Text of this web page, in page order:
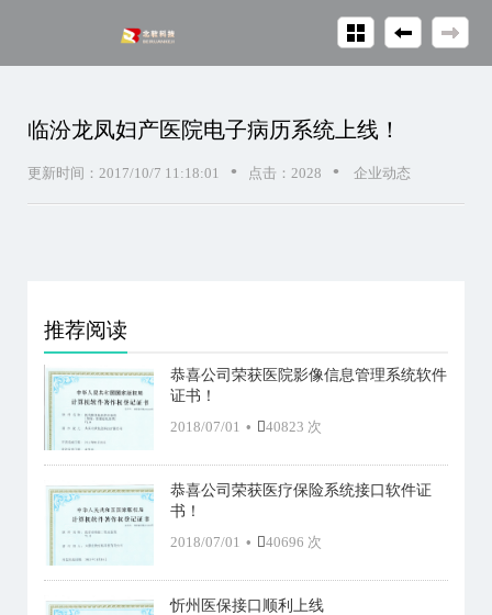
临汾龙凤妇产医院电子病历系统上线！
更新时间：2017/10/7 11:18:01 • 点击： 2028 • 企业动态
推荐阅读
恭喜公司荣获医院影像信息管理系统软件
证书！
2018/07/01 • 40823 次
恭喜公司荣获医疗保险系统接口软件证
书！
2018/07/01 • 40696 次
忻州医保接口顺利上线